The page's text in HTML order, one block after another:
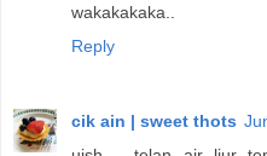
wakakakaka..
Reply
cik ain | sweet thots